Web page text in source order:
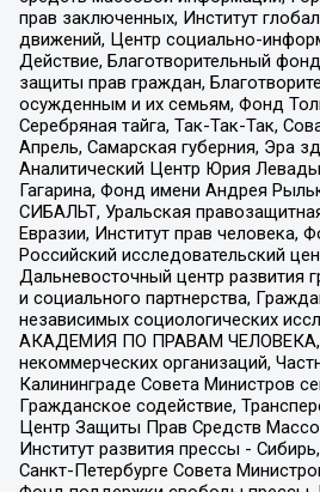
прав заключенных, Институт
движений, Центр социально-
Действие, Благотворительный
защиты прав граждан,
осужденным и их семьям, Фонд
Серебряная тайга, Так-Так-Так,
Апрель, Самарская губерния, Эра
Аналитический Центр Юрия
Гагарина, Фонд имени Андрея
СИБАЛЬТ, Уральская
Евразии, Институт прав человека,
Российский исследовательский
Дальневосточный центр развития
и социального партнерства,
независимых социологических
АКАДЕМИЯ ПО ПРАВАМ ЧЕЛОВЕКА,
некоммерческих организаций,
Калининграде Совета Министров
Гражданское содействие,
Центр Защиты Прав Средств
Институт развития прессы -
Санкт-Петербурге Совета